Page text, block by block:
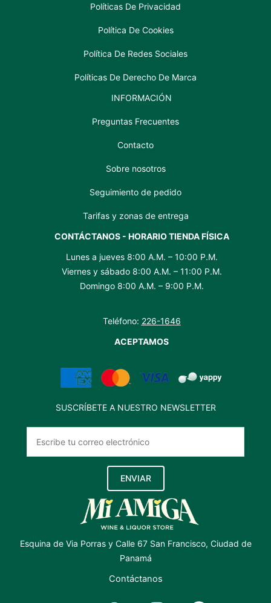
Políticas De Privacidad
Política De Cookies
Política De Redes Sociales
Políticas De Derecho De Marca
INFORMACIÓN
Preguntas Frecuentes
Contacto
Sobre nosotros
Seguimiento de pedido
Tarifas y zonas de entrega
CONTÁCTANOS - HORARIO TIENDA FÍSICA
Lunes a jueves 8:00 A.M. – 10:00 P.M.
Viernes y sábado 8:00 A.M. – 11:00 P.M.
Domingo 8:00 A.M. – 9:00 P.M.
Teléfono: 226-1646
ACEPTAMOS
SUSCRÍBETE A NUESTRO NEWSLETTER
ENVIAR
Esquina de Via Porras y Calle 67 San Francisco, Ciudad de
Panamá
Contáctanos